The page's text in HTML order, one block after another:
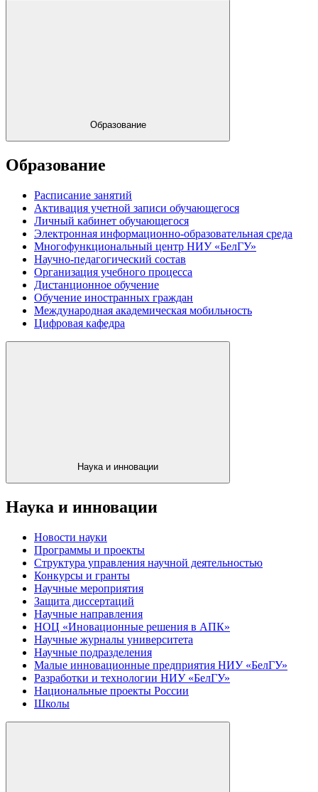
Образование
Образование
Расписание занятий
Активация учетной записи обучающегося
Личный кабинет обучающегося
Электронная информационно-образовательная среда
Многофункциональный центр НИУ «БелГУ»
Научно-педагогический состав
Организация учебного процесса
Дистанционное обучение
Обучение иностранных граждан
Международная академическая мобильность
Цифровая кафедра
Наука и инновации
Наука и инновации
Новости науки
Программы и проекты
Структура управления научной деятельностью
Конкурсы и гранты
Научные мероприятия
Защита диссертаций
Научные направления
НОЦ «Иновационные решения в АПК»
Научные журналы университета
Научные подразделения
Малые инновационные предприятия НИУ «БелГУ»
Разработки и технологии НИУ «БелГУ»
Национальные проекты России
Школы